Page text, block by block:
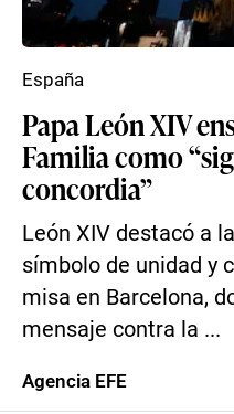
Papa León XIV
Familia como
concordia”
León XIV destacó a
símbolo de unidad y
misa en Barcelona,
mensaje contra la ...
España
Agencia EFE